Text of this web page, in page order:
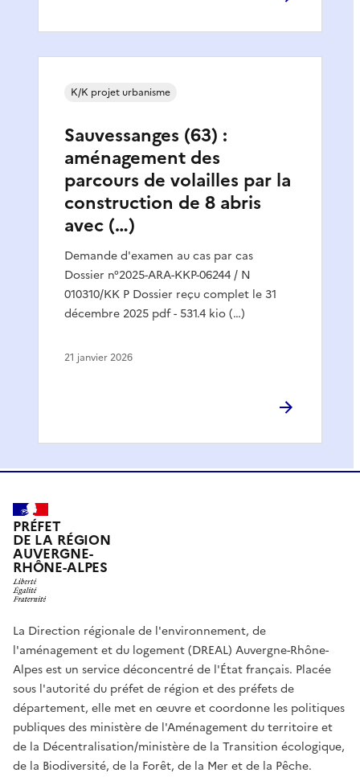
Sauvessanges (63) :
aménagement des
parcours de volailles par la
construction de 8 abris
avec (…)
Demande d'examen au cas par cas
Dossier n°2025-ARA-KKP-06244 / N
010310/KK P Dossier reçu complet le 31
décembre 2025 pdf - 531.4 kio (…)
K/K projet urbanisme
21 janvier 2026
PRÉFET
DE LA RÉGION
AUVERGNE-
RHÔNE-ALPES
La Direction régionale de l'environnement, de
l'aménagement et du logement (DREAL) Auvergne-Rhône-
Alpes est un service déconcentré de l'État français. Placée
sous l'autorité du préfet de région et des préfets de
département, elle met en œuvre et coordonne les politiques
publiques des ministère de l'Aménagement du territoire et
de la Décentralisation/ministère de la Transition écologique,
de la Biodiversité, de la Forêt, de la Mer et de la Pêche.